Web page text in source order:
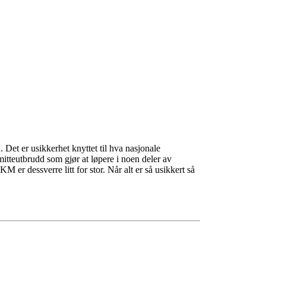
Det er usikkerhet knyttet til hva nasjonale
som gjør at løpere i noen deler av
er dessverre litt for stor. Når alt er så usikkert så